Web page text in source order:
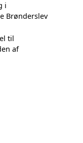
i
Brønderslev
til
af